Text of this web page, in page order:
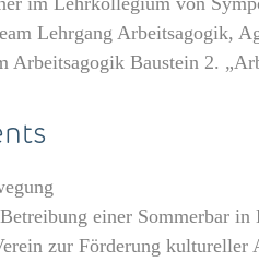
Lehrgang Arbeitsagogik,
Arbeitsagogik Baustein 2.
einer Sommerbar in
zur Förderung kultureller